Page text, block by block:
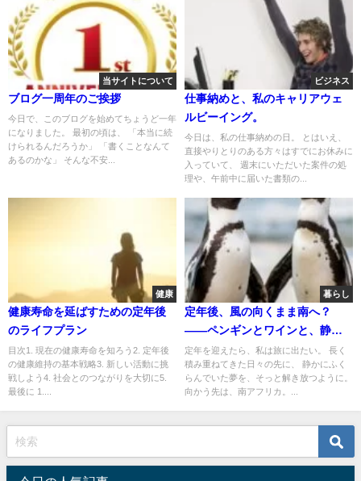
当サイトについて
ブログ一周年のご挨拶
今日で、このブログを始めてちょうど一年
になりました。 最初の頃は、 「本当に続
けられるんだろうか」 「書くことなんて
あるのかな」 そんな不安...
ビジネス
仕事納めと、私のキャリアウェ
ルビーイング。
今日は、私の仕事納めの日。 とはいえ、
直接やりとりのある方々はすでにお休みに
入っていて、 週末にいただいた案件の処
理や、午前中に届いた書類の...
健康
健康寿命を延ばすための定年後
のライフプラン
目次1. 現在の健康寿命を知ろう2. 定年後
の健康維持の基本戦略3. 新しい活動に挑
戦しよう4. 社会とのつながりを大切に5.
最後に 1....
暮らし
定年後、風の向くまま南へ？
——ペンギンとワインと、静か
な夢
定年を迎えたら、私は旅に出たい。 長く
積み重ねてきた日々の先に、 静かにふく
らんでいた夢を、そっと解き放つように。
向かう先は、南アフリカ。...